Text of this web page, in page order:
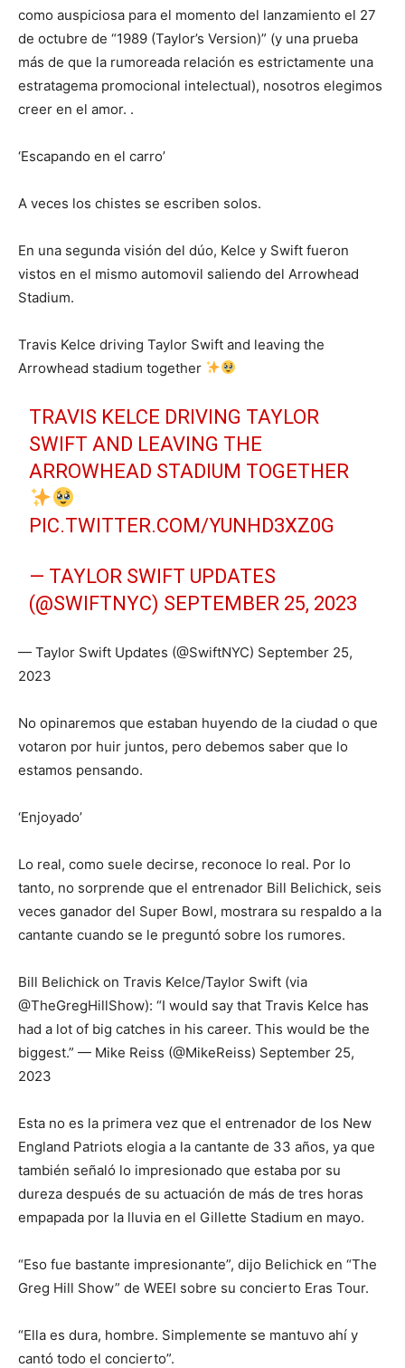
como auspiciosa para el momento del lanzamiento el 27
de octubre de “1989 (Taylor’s Version)” (y una prueba
más de que la rumoreada relación es estrictamente una
estratagema promocional intelectual), nosotros elegimos
creer en el amor. .
‘Escapando en el carro’
A veces los chistes se escriben solos.
En una segunda visión del dúo, Kelce y Swift fueron
vistos en el mismo automovil saliendo del Arrowhead
Stadium.
Travis Kelce driving Taylor Swift and leaving the
Arrowhead stadium together
TRAVIS KELCE DRIVING TAYLOR
SWIFT AND LEAVING THE
ARROWHEAD STADIUM TOGETHER
PIC.TWITTER.COM/YUNHD3XZ0G
— TAYLOR SWIFT UPDATES
(@SWIFTNYC) SEPTEMBER 25, 2023
— Taylor Swift Updates (@SwiftNYC) September 25,
2023
No opinaremos que estaban huyendo de la ciudad o que
votaron por huir juntos, pero debemos saber que lo
estamos pensando.
‘Enjoyado’
Lo real, como suele decirse, reconoce lo real. Por lo
tanto, no sorprende que el entrenador Bill Belichick, seis
veces ganador del Super Bowl, mostrara su respaldo a la
cantante cuando se le preguntó sobre los rumores.
Bill Belichick on Travis Kelce/Taylor Swift (via
@TheGregHillShow): “I would say that Travis Kelce has
had a lot of big catches in his career. This would be the
biggest.” — Mike Reiss (@MikeReiss) September 25,
2023
Esta no es la primera vez que el entrenador de los New
England Patriots elogia a la cantante de 33 años, ya que
también señaló lo impresionado que estaba por su
dureza después de su actuación de más de tres horas
empapada por la lluvia en el Gillette Stadium en mayo.
“Eso fue bastante impresionante”, dijo Belichick en “The
Greg Hill Show” de WEEI sobre su concierto Eras Tour.
“Ella es dura, hombre. Simplemente se mantuvo ahí y
cantó todo el concierto”.